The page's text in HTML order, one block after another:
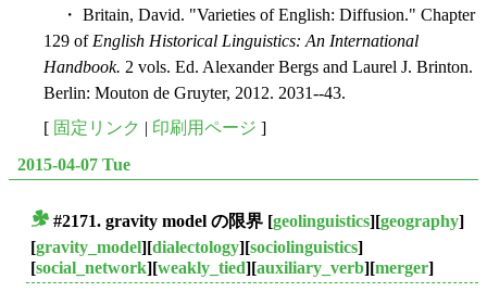
・ Britain, David. "Varieties of English: Diffusion." Chapter
129 of English Historical Linguistics: An International
Handbook. 2 vols. Ed. Alexander Bergs and Laurel J. Brinton.
Berlin: Mouton de Gruyter, 2012. 2031--43.
[ 固定リンク | 印刷用ページ ]
2015-04-07 Tue
#2171. gravity model の限界 [geolinguistics][geography]
[gravity_model][dialectology][sociolinguistics]
[social_network][weakly_tied][auxiliary_verb][merger]